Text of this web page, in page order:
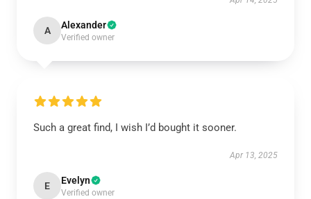
A Alexander
Verified owner
Such a great find, I wish I’d bought it sooner.
Apr 13, 2025
E Evelyn
Verified owner